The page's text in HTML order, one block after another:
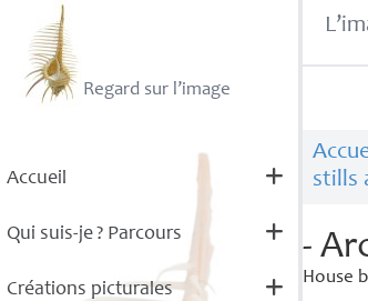
Regard sur l’image
Accueil
Qui suis-je? Parcours
Créations picturales
stills
-
House